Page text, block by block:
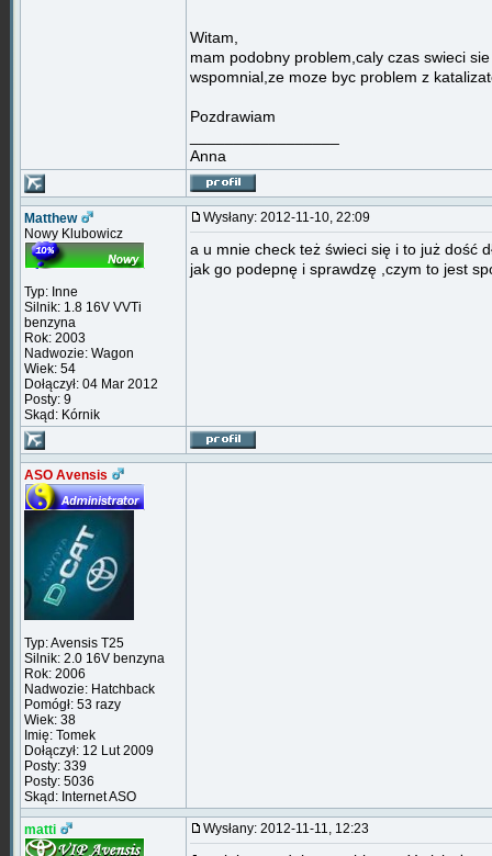
Witam,
mam podobny problem,caly czas swieci
wspomnial,ze moze byc problem z
Pozdrawiam
Anna
Matthew
Nowy Klubowicz
Typ: Inne
Silnik: 1.8 16V VVTi
benzyna
Rok: 2003
Nadwozie: Wagon
Wiek: 54
Dołączył: 04 Mar 2012
Posty: 9
Skąd: Kórnik
Wysłany: 2012-11-10, 22:09
a u mnie check też świeci się i to już dość
jak go podepnę i sprawdzę ,czym to jest
ASO Avensis
Typ: Avensis T25
Silnik: 2.0 16V benzyna
Rok: 2006
Nadwozie: Hatchback
Pomógł: 53 razy
Wiek: 38
Imię: Tomek
Dołączył: 12 Lut 2009
Posty: 339
Posty: 5036
Skąd: Internet ASO
matti Wysłany: 2012-11-11, 12:23